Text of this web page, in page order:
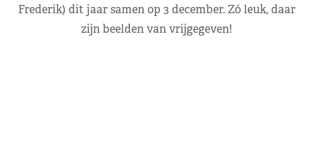
Frederik) dit jaar samen op 3 december. Zó leuk, daar
zijn beelden van vrijgegeven!